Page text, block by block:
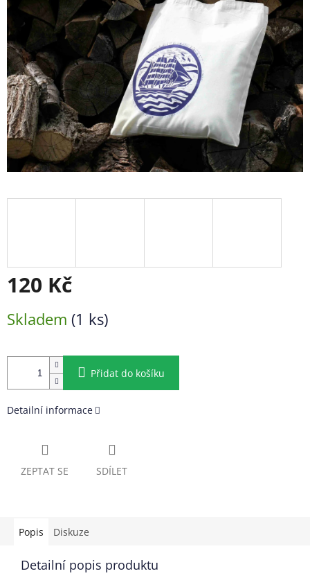
120 Kč
cena:
Skladem (1 ks)
Přidat do košíku
Detailní informace
ZEPTAT SE SDÍLET
Popis Diskuze
Detailní popis produktu